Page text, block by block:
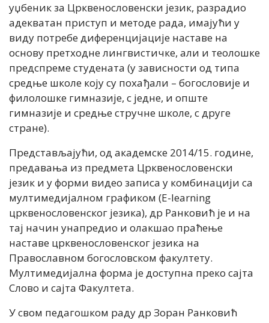
уџбеник за Црквенословенски језик, разрадио
адекватан приступ и методе рада, имајући у
виду потребе диференцијације наставе на
основу претходне лингвистичке, али и теолошке
предспреме студената (у зависности од типа
средње школе коју су похађали – богословије и
филолошке гимназије, с једне, и опште
гимназије и средње стручне школе, с друге
стране).
Представљајући, од академске 2014/15. године,
предавања из предмета Црквенословенски
језик и у форми видео записа у комбинацији са
мултимедијалном графиком (E-learning
црквенословенског језика), др Ранковић је и на
тај начин унапредио и олакшао праћење
наставе црквенословенског језика на
Православном богословском факултету.
Мултимедијална форма је доступна преко сајта
Слово и сајта Факултета.
У свом педагошком раду др Зоран Ранковић